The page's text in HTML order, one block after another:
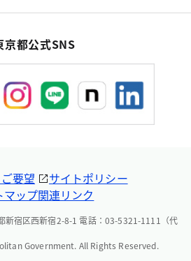
京都公式SNS
要望
サイトポリシー
マップ関連リンク
新宿区西新宿2-8-1 電話：03-5321-1111（代
Government. All Rights Reserved.